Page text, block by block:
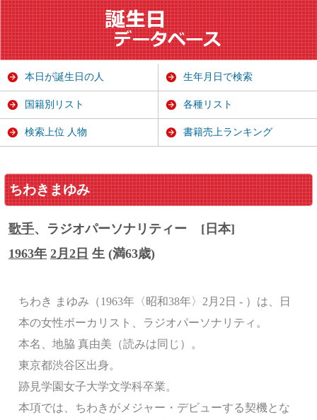
ちわきまゆみ
歌手、ラジオパーソナリティー
[日本]
1963年 2月2日 生 (満63歳)
ちわき まゆみ（1963年〈昭和38年〉2月2日 - ）は、日
本の女性ボーカリスト、ラジオパーソナリティ。
本名、地脇 真由美（読みは同じ）。
東京都渋谷区出身。
跡見学園女子大学文学科卒業。
本項では、ちわきがメジャー・デビューする契機とな
本日が誕生日の人 生年月日で検索
国籍別リスト 各種リスト
検索上位 人物 書籍売上ランキング